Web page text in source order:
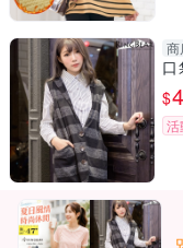
商
口
熊
$
活